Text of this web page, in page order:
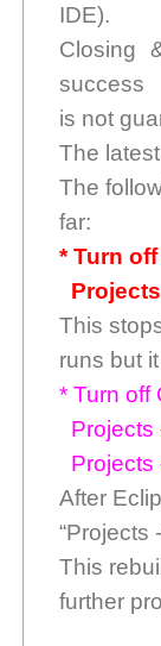
IDE).
Closing
success
is not
The
The
far:
* Turn
This
runs but
* Turn off
After
“Projects
This
further